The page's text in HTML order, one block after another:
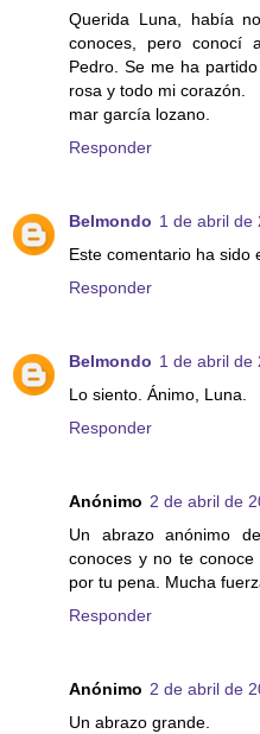
Querida Luna, había
conoces, pero conocí
Pedro. Se me ha
rosa y todo mi corazón.
mar garcía lozano.
Responder
Belmondo 1 de abril de
Este comentario ha sido
Responder
Belmondo 1 de abril de
Lo siento. Ánimo, Luna.
Responder
Anónimo 2 de abril de
Un abrazo anónimo
conoces y no te
por tu pena. Mucha
Responder
Anónimo 2 de abril de
Un abrazo grande.